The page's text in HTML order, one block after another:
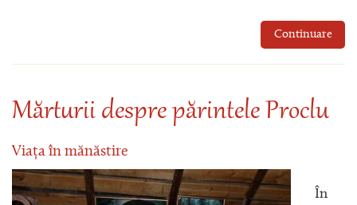
Continuare
Mărturii despre părintele Proclu
Viața în mănăstire
În